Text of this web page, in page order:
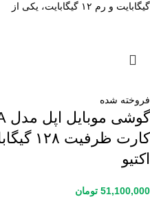
گیگابایت و رم ۱۲ گیگابایت، یکی از
فروخته شده
اکتیو
51,100,000 تومان